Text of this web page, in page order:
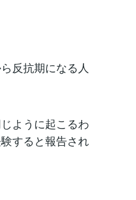
反抗期になる人
ように起こるわ
すると報告され